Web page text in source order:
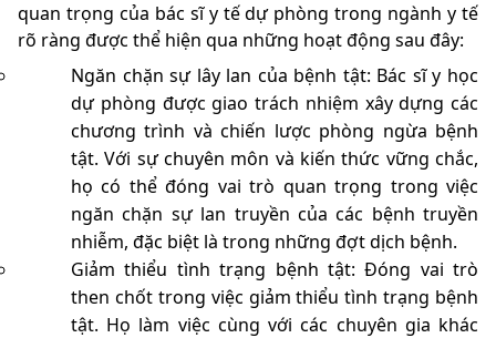
quan trọng của bác sĩ y tế dự phòng trong ngành y tế
rõ ràng được thể hiện qua những hoạt động sau đây:
Ngăn chặn sự lây lan của bệnh tật: Bác sĩ y học
dự phòng được giao trách nhiệm xây dựng các
chương trình và chiến lược phòng ngừa bệnh
tật. Với sự chuyên môn và kiến thức vững chắc,
họ có thể đóng vai trò quan trọng trong việc
ngăn chặn sự lan truyền của các bệnh truyền
nhiễm, đặc biệt là trong những đợt dịch bệnh.
Giảm thiểu tình trạng bệnh tật: Đóng vai trò
then chốt trong việc giảm thiểu tình trạng bệnh
tật. Họ làm việc cùng với các chuyên gia khác